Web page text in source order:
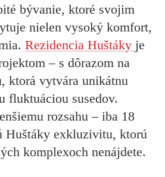
bývanie, ktoré svojim
nielen vysoký komfort,
Rezidencia Huštáky je
– s dôrazom na
ktorá vytvára unikátnu
fluktuáciou susedov.
rozsahu – iba 18
Huštáky exkluzivitu, ktorú
komplexoch nenájdete.